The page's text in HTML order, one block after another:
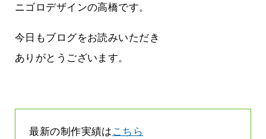
ニゴロデザインの高橋です。
今日もブログをお読みいただき
ありがとうございます。
最新の制作実績は こちら
立ちたい
益が残らない仕事になってしまって
た…